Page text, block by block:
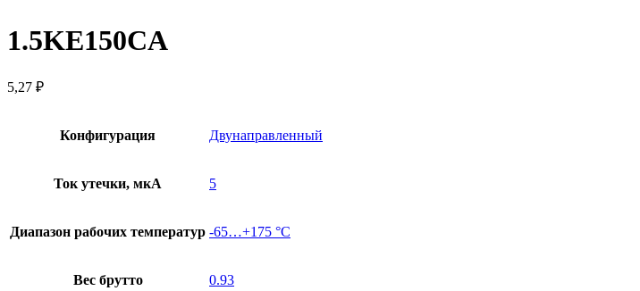
1.5KE150CA
5,27 ₽
Конфигурация Двунаправленный
Ток утечки, мкА 5
Диапазон рабочих температур -65…+175 °С
Вес брутто 0.93